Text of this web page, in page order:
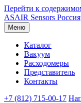
Перейти к
ASAIR Sensors Россия
Меню
Каталог
Вакуум
Расходомеры
Представитель
Контакты
+7 (812) 715-00-17